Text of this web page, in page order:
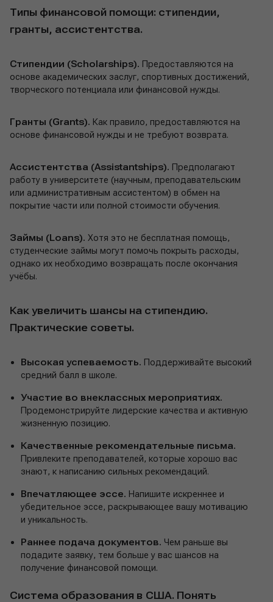
Типы финансовой помощи: стипендии,
гранты, ассистентства.
Стипендии (Scholarships). Предоставляются на
основе академических заслуг, спортивных достижений,
творческого потенциала или финансовой нужды.
Гранты (Grants). Как правило, предоставляются на
основе финансовой нужды и не требуют возврата.
Ассистентства (Assistantships). Предполагают
работу в университете (научным, преподавательским
или административным ассистентом) в обмен на
покрытие части или полной стоимости обучения.
Займы (Loans). Хотя это не бесплатная помощь,
студенческие займы могут помочь покрыть расходы,
однако их необходимо возвращать после окончания
учёбы.
Как увеличить шансы на стипендию.
Практические советы.
Высокая успеваемость. Поддерживайте высокий
средний балл в школе.
Участие во внеклассных мероприятиях.
Продемонстрируйте лидерские качества и активную
жизненную позицию.
Качественные рекомендательные письма.
Привлеките преподавателей, которые хорошо вас
знают, к написанию сильных рекомендаций.
Впечатляющее эссе. Напишите искреннее и
убедительное эссе, раскрывающее вашу мотивацию
и уникальность.
Раннее подача документов. Чем раньше вы
подадите заявку, тем больше у вас шансов на
получение финансовой помощи.
Система образования в США. Понять